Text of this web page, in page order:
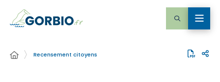
Recensement citoyens